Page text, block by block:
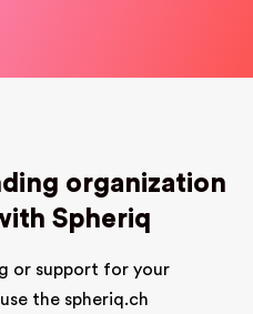
organization
Spheriq
or support for your
the spheriq.ch